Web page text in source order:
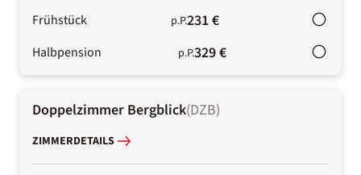
Frühstück p.P.231 €
Halbpension p.P.329 €
Doppelzimmer Bergblick(DZB)
ZIMMERDETAILS